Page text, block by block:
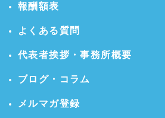
報酬額表
よくある質問
代表者挨拶・事務所概要
ブログ・コラム
メルマガ登録